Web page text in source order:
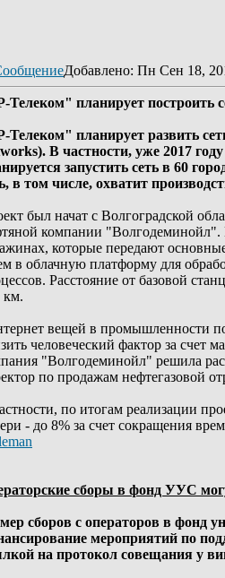
Добавлено: Пн Сен 18,
Телеком" планирует построить
Телеком" планирует развить
В частности, уже 2017
запустить сеть в 60
в том числе, охватит
был начат с Волгоградской
компании "Волгодеминойл".
которые передают
в облачную платформу для
Расстояние от базовой
км.
вещей в промышленности
человеческий фактор за счет
"Волгодеминойл" решила
по продажам нефтегазовой
по итогам реализации
- до 8% за счет сокращения
сборы в фонд УУС
сборов с операторов в фонд
мероприятий по
на протокол совещания у